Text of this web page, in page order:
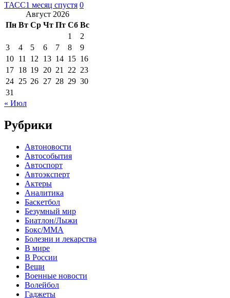
ТАСС1 месяц спустя 0
Август 2026
Пн Вт Ср Чт Пт Сб Вс
1
2
3
4 5 6 7 8
9
10 11 12 13 14 15 16
17 18 19 20 21 22 23
24 25 26 27 28 29 30
31
« Июл
Рубрики
Автоновости
Автособытия
Автоспорт
Автоэксперт
Актеры
Аналитика
Баскетбол
Безумный мир
Биатлон/Лыжи
Бокс/MMA
Болезни и лекарства
В мире
В России
Вещи
Военные новости
Волейбол
Гаджеты